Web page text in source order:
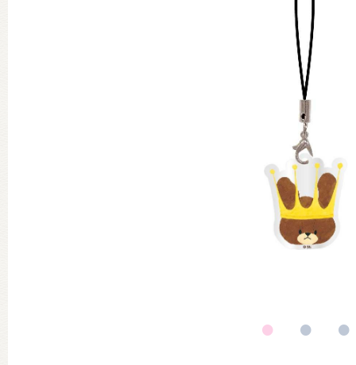
グッズインフォメーション
おたのしみコンテンツ(クイズ・